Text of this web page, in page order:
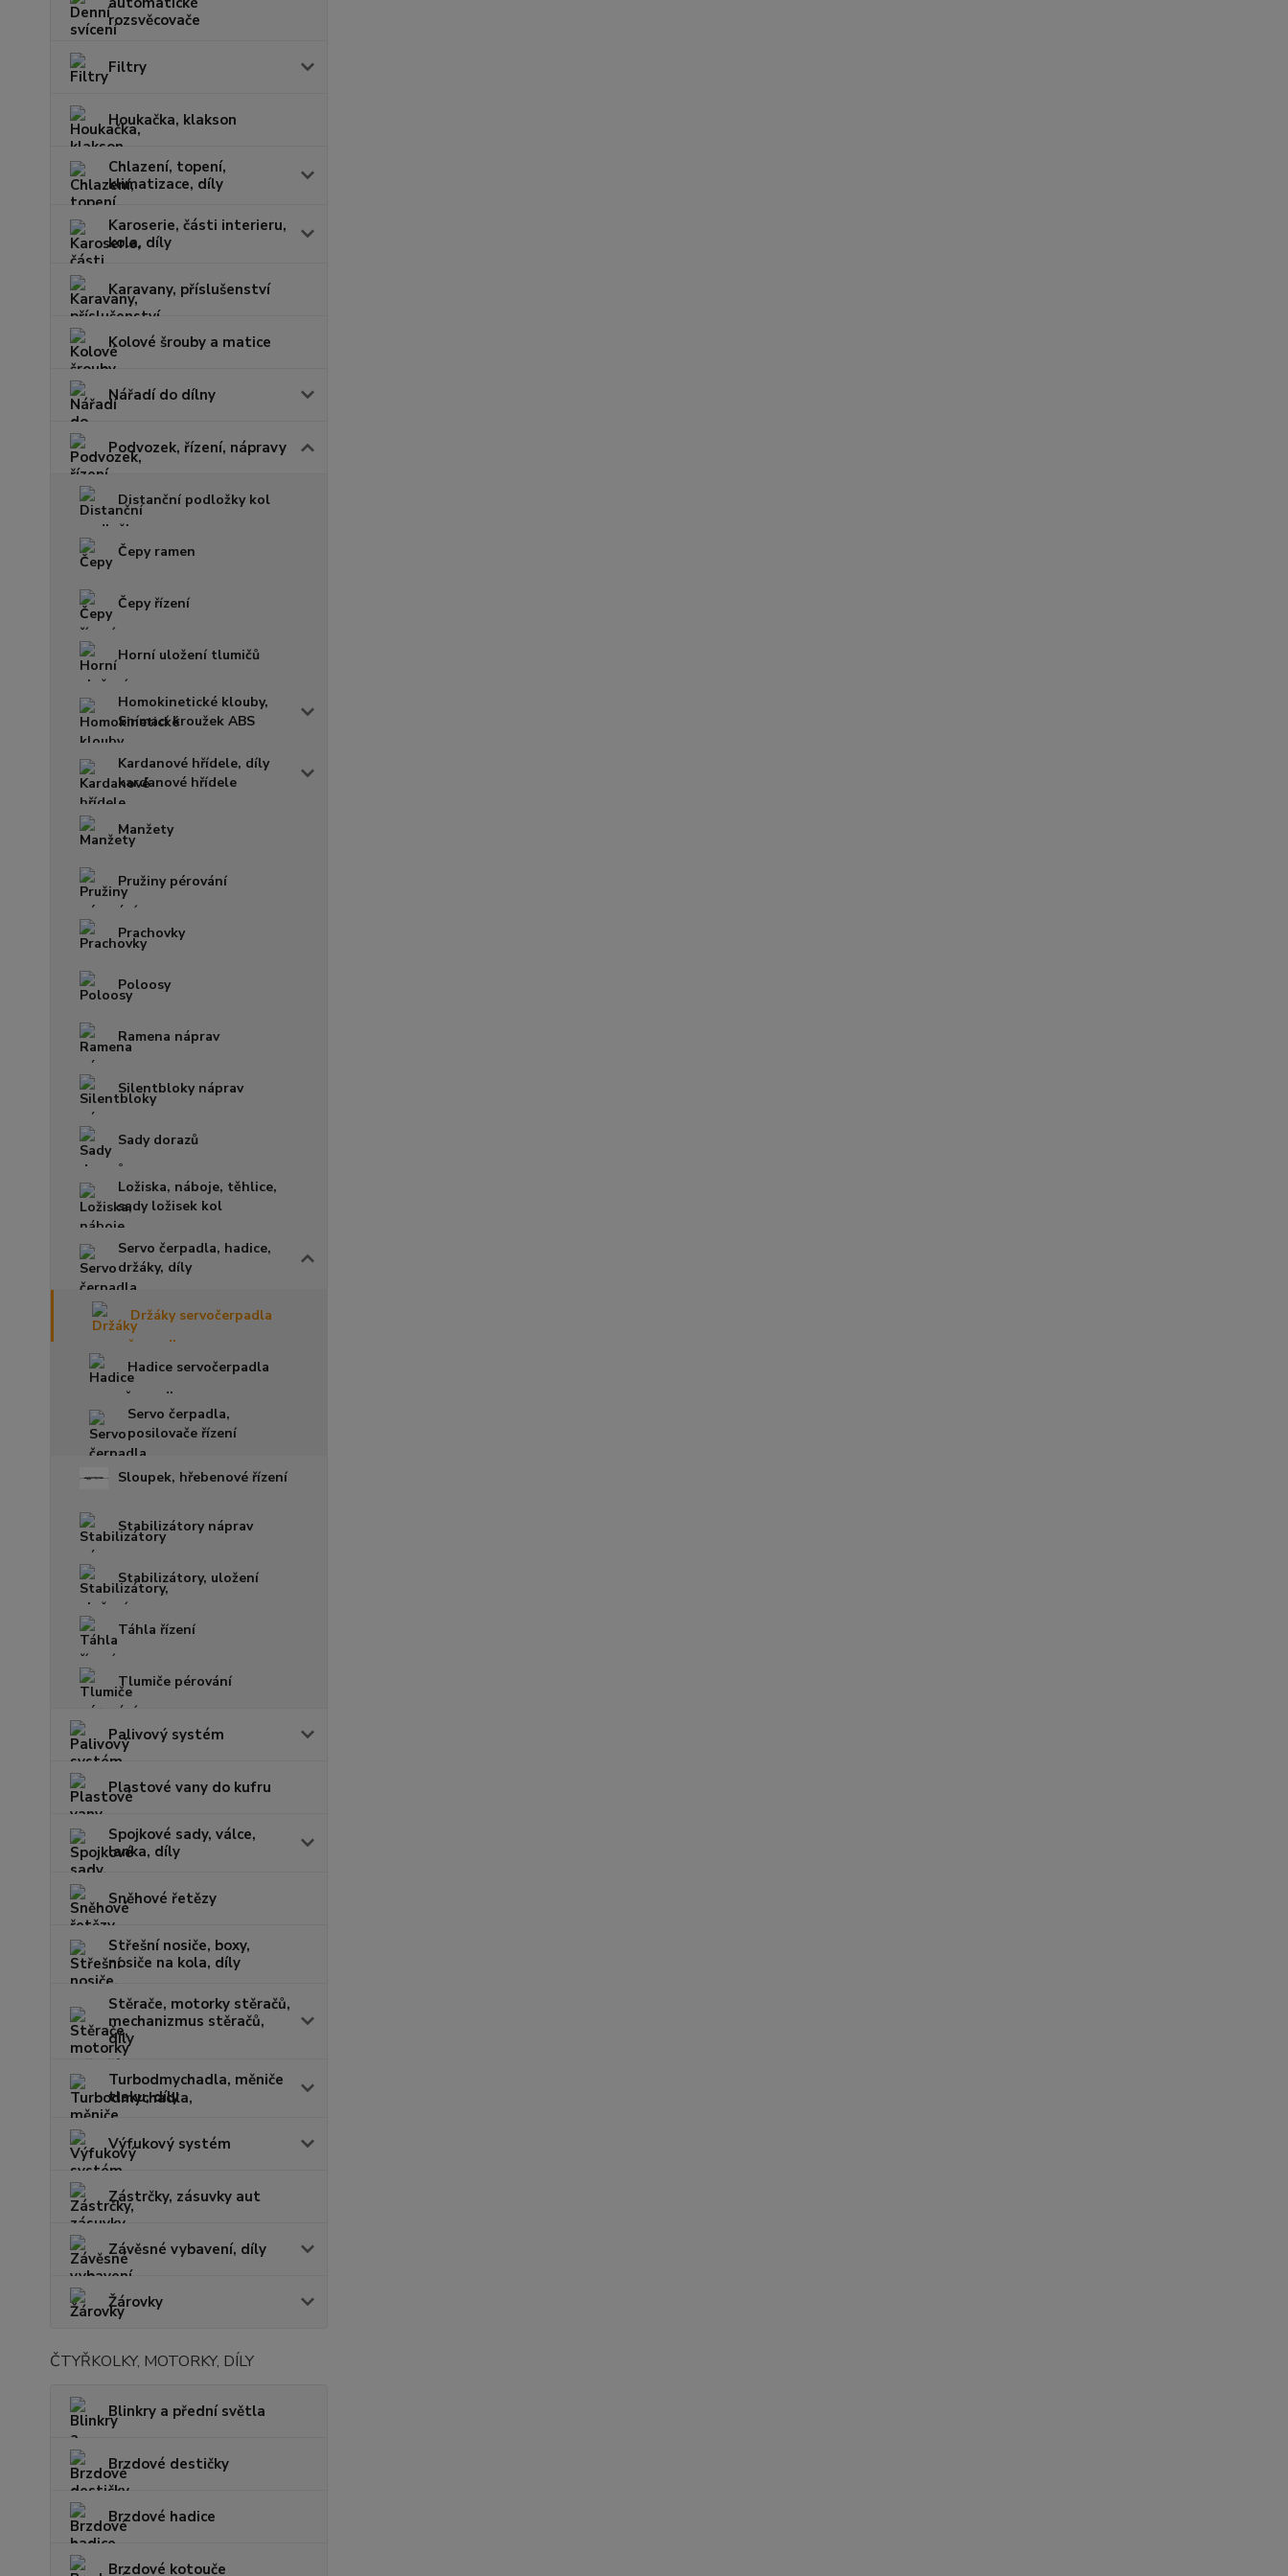
rozsvěcovače
Filtry
Houkačka, klakson
Chlazení, topení,
klimatizace, díly
Karoserie, části interieru,
kola, díly
Karavany, příslušenství
Kolové šrouby a matice
Nářadí do dílny
Podvozek, řízení, nápravy
Distanční podložky kol
Čepy ramen
Čepy řízení
Horní uložení tlumičů
Homokinetické klouby,
Snímací kroužek ABS
Kardanové hřídele, díly
kardanové hřídele
Manžety
Pružiny pérování
Prachovky
Poloosy
Ramena náprav
Silentbloky náprav
Sady dorazů
Ložiska, náboje, těhlice,
sady ložisek kol
Servo čerpadla, hadice,
držáky, díly
Držáky servočerpadla
Hadice servočerpadla
Servo čerpadla,
posilovače řízení
Sloupek, hřebenové řízení
Stabilizátory náprav
Stabilizátory, uložení
Táhla řízení
Tlumiče pérování
Palivový systém
Plastové vany do kufru
Spojkové sady, válce,
lanka, díly
Sněhové řetězy
Střešní nosiče, boxy,
nosiče na kola, díly
Stěrače, motorky stěračů,
mechanizmus stěračů,
díly
Turbodmychadla, měniče
tlaku, díly
Výfukový systém
Zástrčky, zásuvky aut
Závěsné vybavení, díly
Žárovky
ČTYŘKOLKY, MOTORKY, DÍLY
Blinkry a přední světla
Brzdové destičky
Brzdové hadice
Brzdové kotouče